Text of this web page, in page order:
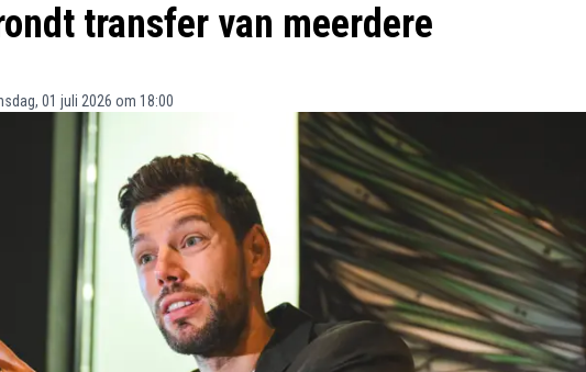
transfer van meerdere
01 juli 2026 om 18:00